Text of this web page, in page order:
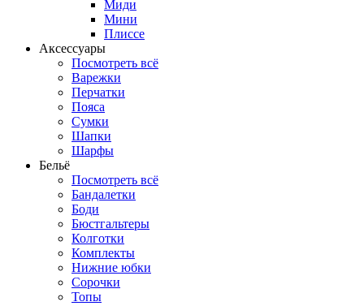
Миди
Мини
Плиссе
Аксессуары
Посмотреть всё
Варежки
Перчатки
Пояса
Сумки
Шапки
Шарфы
Бельё
Посмотреть всё
Бандалетки
Боди
Бюстгальтеры
Колготки
Комплекты
Нижние юбки
Сорочки
Топы